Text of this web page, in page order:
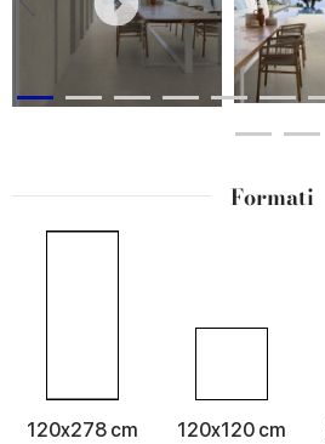
Formati
120x278 cm 120x120 cm